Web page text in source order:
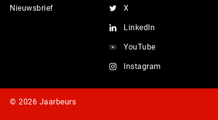
Nieuwsbrief X
LinkedIn
YouTube
Instagram
© 2026 Jaarbeurs